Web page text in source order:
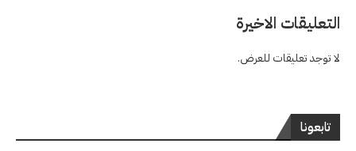
التعليقات الاخيرة
لا توجد تعليقات للعرض.
تابعونا